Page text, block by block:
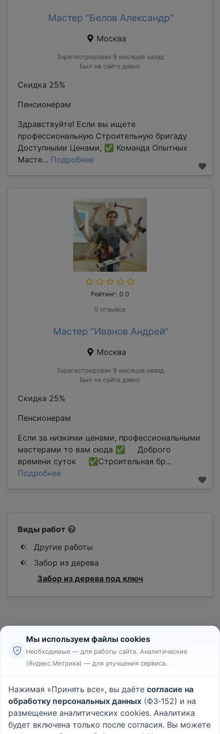
Мастер "Белов Александр"
Москва
Зарегистрирован 9 месяцев назад
Был на сайте давно
Скидка 25%
Пенсионерам
Здравствуйте! Если вы ищете
профессиональную Строительную бригаду
Доступными Ценами, ✅ Команда Опытных
Масте... Подробнее
Рейтинг: 0.0
0 отзывов
Мастер "Иванов Андрей"
Москва
Зарегистрирован 9 месяцев назад
Был на сайте давно
Скидка 25%
Пенсионерам
Если за низкими ценами, профессиональными
мастерами то вам сюда ✅ Доброго
времени суток ✅Строительная бр...
Подробнее
Виды работ
Другие работы
Забор из дерева
Забор из дерева под ключ
Реклама
Пользовательское соглашение
Политика конфиденциальности
Вопрос - Ответ|О проекте
Мы используем файлы cookies
Необходимые — для работы сайта. Аналитические
(Яндекс.Метрика) — для улучшения сервиса.
Нажимая «Принять все», вы даёте согласие на
обработку персональных данных (ФЗ‑152) и на
размещение аналитических cookies. Аналитика
будет включена только после согласия. Вы можете